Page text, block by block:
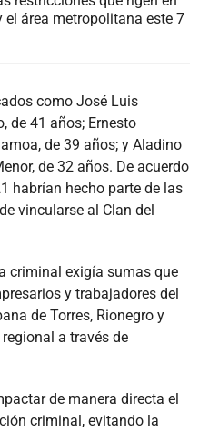
el área metropolitana este 7
como José Luis
de 41 años; Ernesto
de 39 años; y Aladino
de 32 años. De acuerdo
habrían hecho parte de las
vincularse al Clan del
criminal exigía sumas que
y trabajadores del
de Torres, Rionegro y
a través de
de manera directa el
criminal, evitando la